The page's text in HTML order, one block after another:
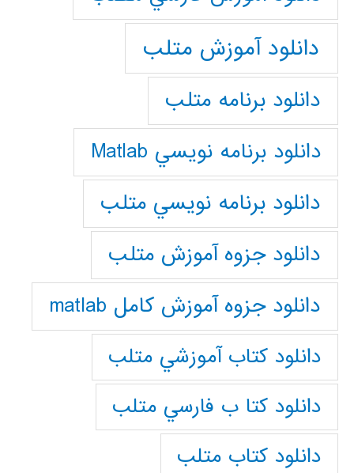
دانلود آموزش متلب
دانلود برنامه متلب
دانلود برنامه نويسي Matlab
دانلود برنامه نويسي متلب
دانلود جزوه آموزش متلب
دانلود جزوه آموزش کامل matlab
دانلود كتاب آموزشي متلب
دانلود كتا ب فارسي متلب
دانلود كتاب متلب